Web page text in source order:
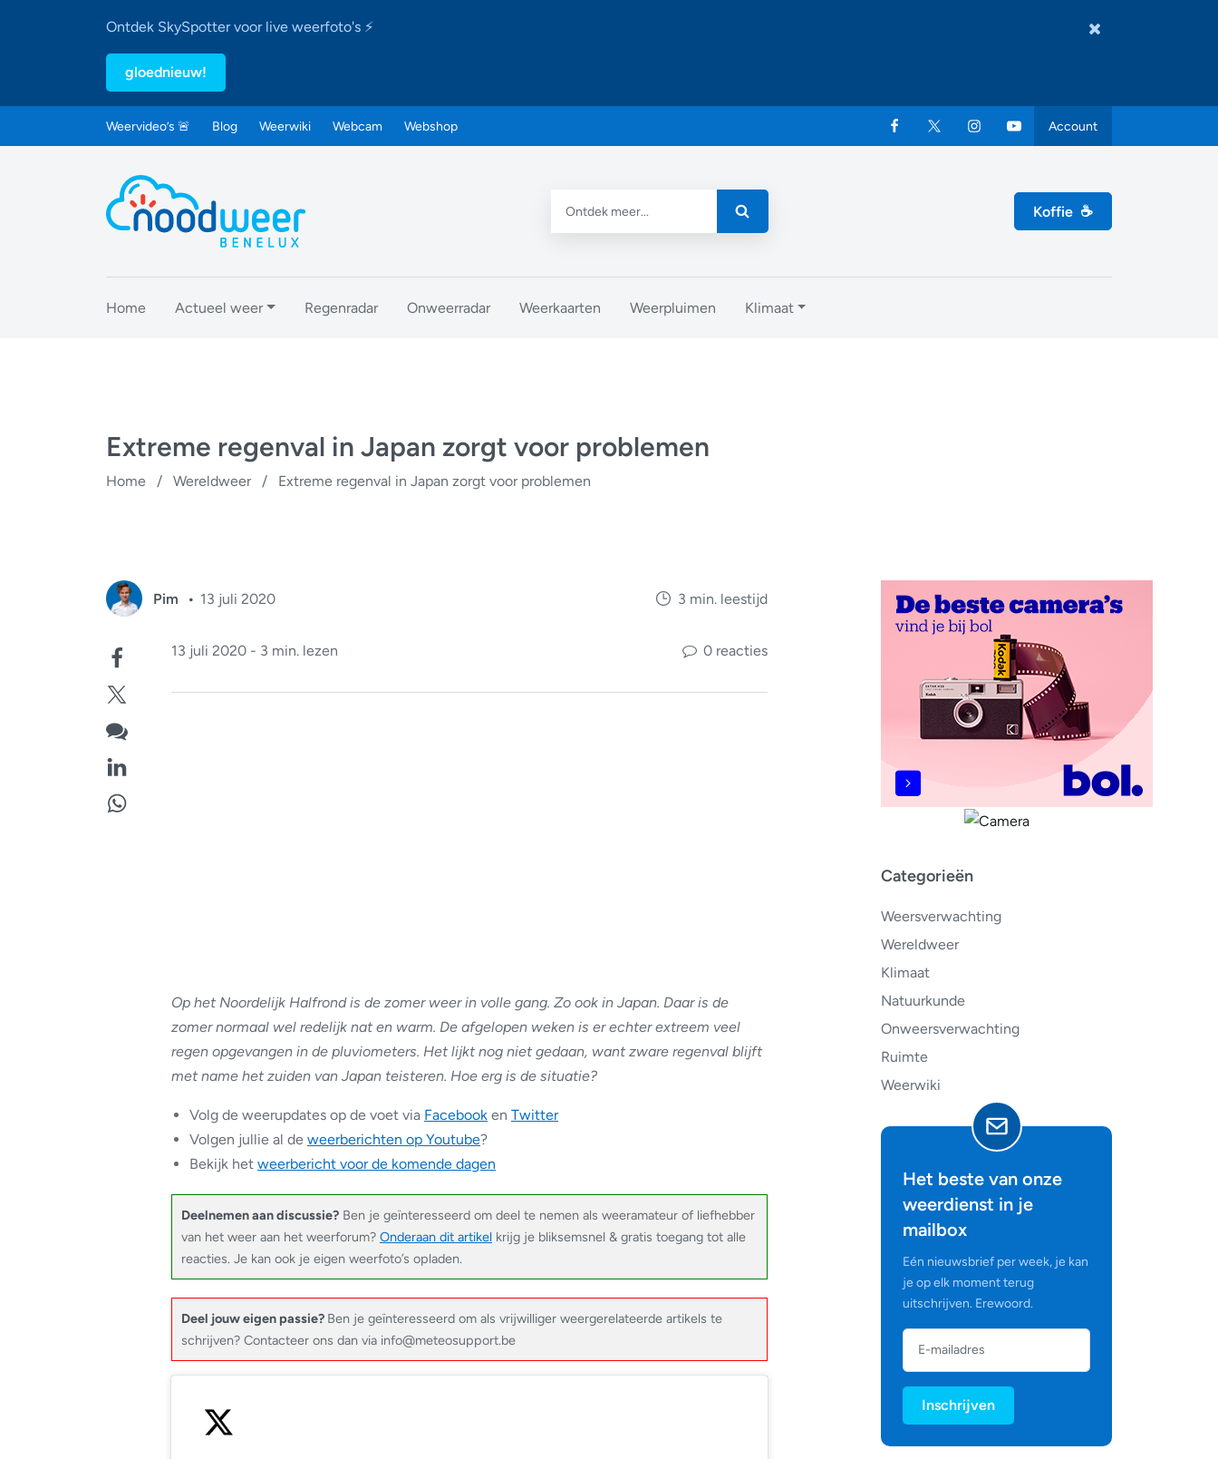
Ontdek SkySpotter voor live weerfoto's ⚡
gloednieuw!
Weervideo’s 🚨 Blog Weerwiki Webcam Webshop Account
Koffie ☕
Home Actueel weer Regenradar Onweerradar Weerkaarten Weerpluimen Klimaat
Extreme regenval in Japan zorgt voor problemen
Home / Wereldweer / Extreme regenval in Japan zorgt voor problemen
Categorieën
Weersverwachting
Wereldweer
Klimaat
Natuurkunde
Onweersverwachting
Ruimte
Weerwiki
Het beste van onze
weerdienst in je
mailbox
Eén nieuwsbrief per week, je kan
je op elk moment terug
uitschrijven. Erewoord.
Inschrijven
Pim 13 juli 2020 3 min. leestijd
13 juli 2020 - 3 min. lezen 0 reacties
Op het Noordelijk Halfrond is de zomer weer in volle gang. Zo ook in Japan. Daar is de
zomer normaal wel redelijk nat en warm. De afgelopen weken is er echter extreem veel
regen opgevangen in de pluviometers. Het lijkt nog niet gedaan, want zware regenval blijft
met name het zuiden van Japan teisteren. Hoe erg is de situatie?
Volg de weerupdates op de voet via Facebook en Twitter
Volgen jullie al de weerberichten op Youtube?
Bekijk het weerbericht voor de komende dagen
Deelnemen aan discussie? Ben je geïnteresseerd om deel te nemen als weeramateur of liefhebber
van het weer aan het weerforum? Onderaan dit artikel krijg je bliksemsnel & gratis toegang tot alle
reacties. Je kan ook je eigen weerfoto’s opladen.
Deel jouw eigen passie? Ben je geïnteresseerd om als vrijwilliger weergerelateerde artikels te
schrijven? Contacteer ons dan via info@meteosupport.be